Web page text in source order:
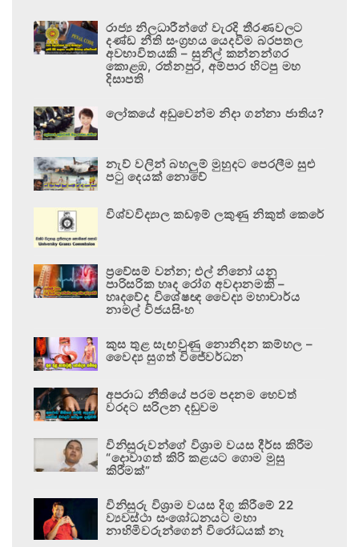
රාජ්‍ය නිලධාරීන්ගේ වැරදි තීරණවලට
දණ්ඩ නීති සංග්‍රහය යෙදවීම බරපතල
අවභාවිතයකි – සුනිල් කන්නන්ගර
කොළඹ, රත්නපුර, අම්පාර හිටපු මහ
දිසාපති
ලෝකයේ අඩුවෙන්ම නිදා ගන්නා ජාතිය?
නැව් වලින් බහලුම් මුහුදට පෙරලීම සුළු
පටු දෙයක් නොවේ
විශ්වවිද්‍යාල කඩඉම් ලකුණු නිකුත් කෙරේ
ප්‍රවේසම් වන්න; එල් නිනෝ යනු
පාරිසරික හෘද රෝග අවදානමකි –
හෘදවේද විශේෂඥ වෛද්‍ය මහාචාර්ය
නාමල් විජයසිංහ
කුස තුළ සැඟවුණු නොනිදන කම්හල –
වෛද්‍ය සුගත් විජේවර්ධන
අපරාධ නීතියේ පරම පදනම හෙවත්
වරදට සරිලන දඬුවම
විනිසුරුවන්ගේ විශ්‍රාම වයස දීර්ඝ කිරීම
“දොවාගත් කිරි කළයට ගොම මුසු
කිරීමක්”
විනිසුරු විශ්‍රාම වයස දිගු කිරීමේ 22
ව්‍යවස්ථා සංශෝධනයට මහා
නාහිමිවරුන්ගෙන් විරෝධයක් නෑ